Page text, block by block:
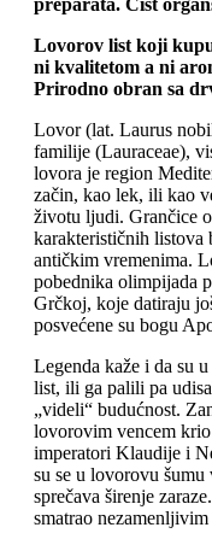
preparata. Cist
Lovorov list koji
ni kvalitetom a ni
Prirodno obran sa
Lovor (lat. Laurus
familije (Lauraceae),
lovora je region
začin, kao lek, ili kao
životu ljudi. Grančice
karakterističnih listova
antičkim vremenima.
pobednika olimpijada
Grčkoj, koje datiraju
posvećene su bogu
Legenda kaže i da su
list, ili ga palili pa
„videli“ budućnost.
lovorovim vencem
imperatori Klaudije i
su se u lovorovu
sprečava širenje
smatrao